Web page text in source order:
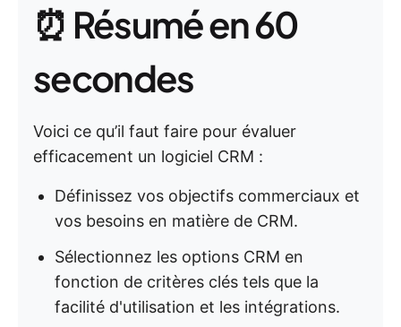
⏰ Résumé en 60
secondes
Voici ce qu’il faut faire pour évaluer
efficacement un logiciel CRM :
Définissez vos objectifs commerciaux et
vos besoins en matière de CRM.
Sélectionnez les options CRM en
fonction de critères clés tels que la
facilité d'utilisation et les intégrations.